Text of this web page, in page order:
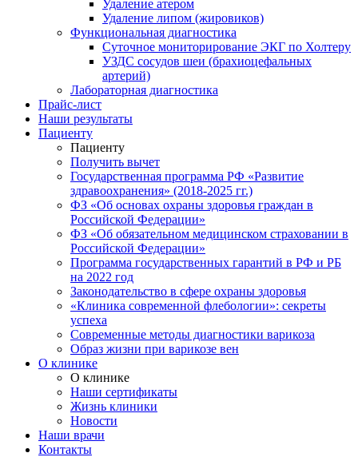
Удаление атером
Удаление липом (жировиков)
Функциональная диагностика
Суточное мониторирование ЭКГ по Холтеру
УЗДС сосудов шеи (брахиоцефальных
артерий)
Лабораторная диагностика
Прайс-лист
Наши результаты
Пациенту
Пациенту
Получить вычет
Государственная программа РФ «Развитие
здравоохранения» (2018-2025 гг.)
ФЗ «Об основах охраны здоровья граждан в
Российской Федерации»
ФЗ «Об обязательном медицинском страховании в
Российской Федерации»
Программа государственных гарантий в РФ и РБ
на 2022 год
Законодательство в сфере охраны здоровья
«Клиника современной флебологии»: секреты
успеха
Современные методы диагностики варикоза
Образ жизни при варикозе вен
О клинике
О клинике
Наши сертификаты
Жизнь клиники
Новости
Наши врачи
Контакты